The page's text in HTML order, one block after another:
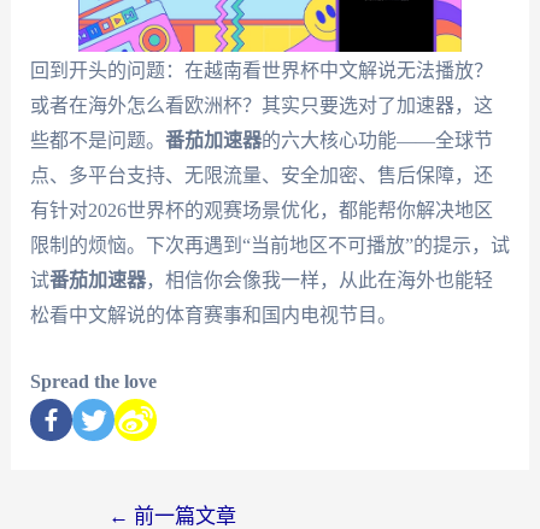
回到开头的问题：在越南看世界杯中文解说无法播放？
或者在海外怎么看欧洲杯？其实只要选对了加速器，这
些都不是问题。 番茄加速器的六大核心功能——全球节
点、多平台支持、无限流量、安全加密、售后保障，还
有针对2026世界杯的观赛场景优化，都能帮你解决地区
限制的烦恼。下次再遇到“当前地区不可播放”的提示，试
试番茄加速器，相信你会像我一样，从此在海外也能轻
松看中文解说的体育赛事和国内电视节目。
Spread the love
← 前一篇文章